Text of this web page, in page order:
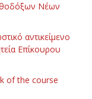
Νέων
αντικείμενο
Επίκουρου
of the course